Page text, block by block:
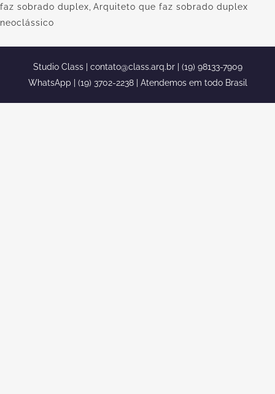
faz sobrado duplex Arquiteto que faz sobrado duplex
neoclássico
Studio Class | contato@class.arq.br| (19) 98133-7909
WhatsApp | (19) 3702-2238 | Atendemos em todo Brasil